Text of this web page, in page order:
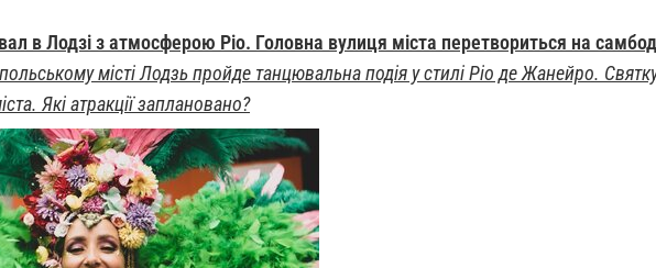
в Лодзі з атмосферою Ріо. Головна вулиця міста перетвориться на
місті Лодзь пройде танцювальна подія у стилі Ріо де Жанейро.
Які атракції заплановано?